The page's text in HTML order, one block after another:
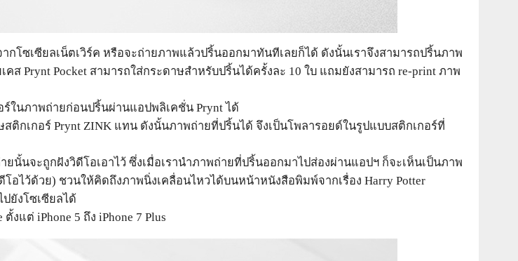
กโซเซียลเน็ตเวิร์ค หรือจะถ่ายภาพแล้วปริ้นออกมาทันทีเลยก็ได้ ดังนั้นเราจึงสามารถปริ้นภาพ
ส Prynt Pocket สามารถใส่กระดาษสำหรับปริ้นได้ครั้งละ 10 ใบ แถมยังสามารถ re-print ภาพ
ในภาพถ่ายก่อนปริ้นผ่านแอปพลิเคชั่น Prynt ได้
ติกเกอร์ Prynt ZINK แทน ดังนั้นภาพถ่ายที่ปริ้นได้ จึงเป็นโพลารอยด์ในรูปแบบสติกเกอร์ที่
นั้นจะถูกฝังวิดีโอเอาไว้ ซึ่งเมื่อเรานำภาพถ่ายที่ปริ้นออกมาไปส่องผ่านแอปฯ ก็จะเห็นเป็นภาพ
อไว้ด้วย) ชวนให้คิดถึงภาพนิ่งเคลื่อนไหวได้บนหน้าหนังสือพิมพ์จากเรื่อง Harry Potter
ยังโซเซียลได้
งแต่ iPhone 5 ถึง iPhone 7 Plus